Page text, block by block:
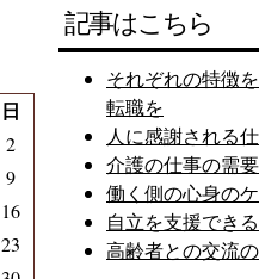
日
2
9
16
23
記事はこちら
それぞれの特徴
転職を
人に感謝される
介護の仕事の需要
働く側の心身の
自立を支援でき
高齢者との交流